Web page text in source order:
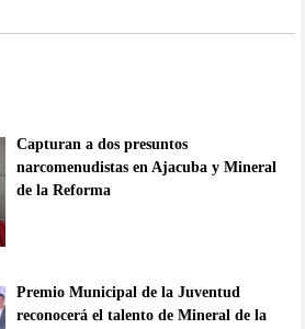
Capturan a dos presuntos
narcomenudistas en Ajacuba y Mineral
de la Reforma
Premio Municipal de la Juventud
reconocerá el talento de Mineral de la